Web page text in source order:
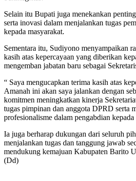
Selain itu Bupati juga menekankan
serta inovasi dalam menjalankan tugas
kepada masyarakat.
Sementara itu, Sudiyono menyampaikan
kasih atas kepercayaan yang diberikan
mengemban jabatan baru sebagai
“ Saya mengucapkan terima kasih atas
Amanah ini akan saya jalankan dengan
komitmen meningkatkan kinerja
tugas pimpinan dan anggota DPRD serta
profesionalisme dalam pengabdian
Ia juga berharap dukungan dari seluruh
menjalankan tugas dan tanggung jawab
mendukung kemajuan Kabupaten Barito
(Dd)